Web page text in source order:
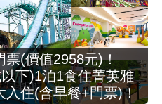
(價值2958元)！
下)1泊1食住菁英雅
入住(含早餐+門票)！